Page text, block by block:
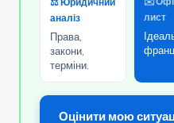
аналіз
Права,
закони,
терміни.
лист
Оцінити мою